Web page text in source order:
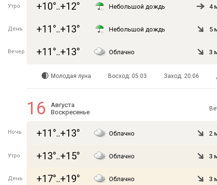
Утро +10°..+12° Небольшой дождь 4
День +11°..+13° Небольшой дождь 5
Вечер +11°..+13° Облачно 3
Молодая луна Восход: 05:03 Заход: 20:06
16
Августа
Воскресенье
Ночь +11°..+13° Облачно 2
Утро +13°..+15° Облачно 3
День +17°..+19° Облачно 3